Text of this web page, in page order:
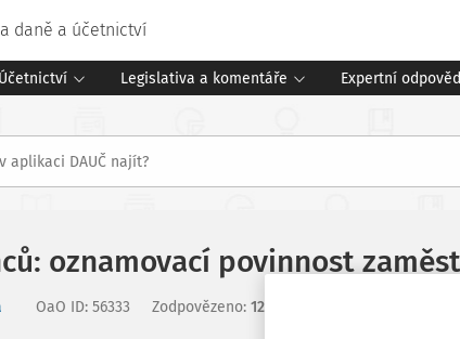
daně a účetnictví
Účetnictví Legislativa a komentáře Expertní
oznamovací povinnost
OaO ID: 56333 Zodpovězeno: 12. 12. 2025